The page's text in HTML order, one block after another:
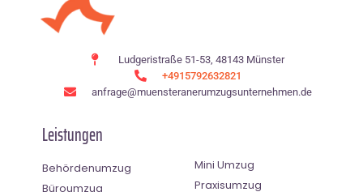
Ludgeristraße 51-53, 48143 Münster
+4915792632821
anfrage@muensteranerumzugsunternehmen.de
Leistungen
Behördenumzug
Büroumzug
Mini Umzug
Praxisumzug